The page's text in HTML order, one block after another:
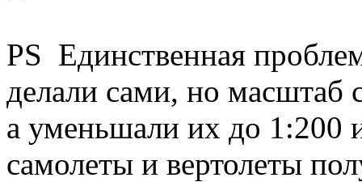
PS Единственная
делали сами, но масштаб
а уменьшали их до 1:200
самолеты и вертолеты